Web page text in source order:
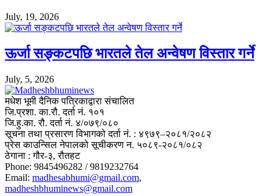
July, 19, 2026
ऊर्जा सङ्कटपछि भारतले तेल अन्वेषण विस्तार गर्ने
July, 5, 2026
मधेश भूमी दैनिक पत्रिकाद्वारा संचालित
जि.प्रशा. का.रौ. दर्ता नं. १०१
जि.हु.का. रौ. दर्ता नं. ४/०७९/०८०
सूचना तथा प्रसारण विभागको दर्ता नं. : ४९७९–२०८१/२०८२
प्रेस काउन्सिल नेपालको सूचीकरण न. ५०८९-२०८१/०८२
ठेगाना : गौर-३, रौतहट
Phone: 9845496282 / 9819232764
Email: madhesabhumi@gmail.com,
madheshbhuminews@gmail.com